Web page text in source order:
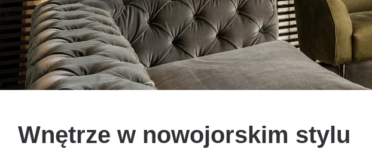
Wnętrze w nowojorskim stylu